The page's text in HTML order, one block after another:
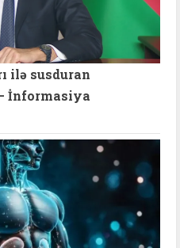
ilə susduran
İnformasiya